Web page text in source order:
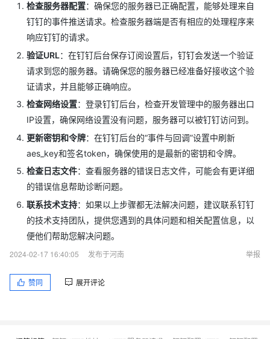
检查服务器配置：确保您的服务器已正确配置，能够处理来自
钉钉的事件推送请求。检查服务器端是否有相应的处理程序来
响应钉钉的请求。
验证URL：在钉钉后台保存订阅设置后，钉钉会发送一个验证
请求到您的服务器。请确保您的服务器已经准备好接收这个验
证请求，并且能够正确响应。
检查网络设置：登录钉钉后台，检查开发管理中的服务器出口
IP设置，确保网络设置没有问题，服务器可以被钉钉访问到。
更新密钥和令牌：在钉钉后台的“事件与回调”设置中刷新
aes_key和签名token，确保使用的是最新的密钥和令牌。
检查日志文件：查看服务器的错误日志文件，可能会有更详细
的错误信息帮助诊断问题。
联系技术支持：如果以上步骤都无法解决问题，建议联系钉钉
的技术支持团队，提供您遇到的具体问题和相关配置信息，以
便他们帮助您解决问题。
2024-02-17 16:40:05
发布于河南 举报
赞同 展开评论